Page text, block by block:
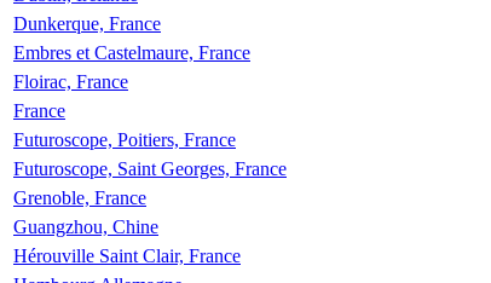
Dunkerque, France
Embres et Castelmaure, France
Floirac, France
France
Futuroscope, Poitiers, France
Futuroscope, Saint Georges, France
Grenoble, France
Guangzhou, Chine
Hérouville Saint Clair, France